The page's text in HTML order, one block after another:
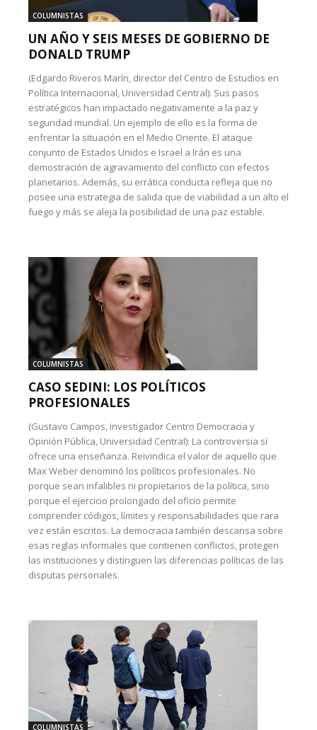
COLUMNISTAS
UN AÑO Y SEIS MESES DE GOBIERNO DE
DONALD TRUMP
(Edgardo Riveros Marín, director del Centro de Estudios en
Política Internacional, Universidad Central): Sus pasos
estratégicos han impactado negativamente a la paz y
seguridad mundial. Un ejemplo de ello es la forma de
enfrentar la situación en el Medio Oriente. El ataque
conjunto de Estados Unidos e Israel a Irán es una
demostración de agravamiento del conflicto con efectos
planetarios. Además, su errática conducta refleja que no
posee una estrategia de salida que de viabilidad a un alto el
fuego y más se aleja la posibilidad de una paz estable.
COLUMNISTAS
CASO SEDINI: LOS POLÍTICOS
PROFESIONALES
(Gustavo Campos, investigador Centro Democracia y
Opinión Pública, Universidad Central): La controversia sí
ofrece una enseñanza. Reivindica el valor de aquello que
Max Weber denominó los políticos profesionales. No
porque sean infalibles ni propietarios de la política, sino
porque el ejercicio prolongado del oficio permite
comprender códigos, límites y responsabilidades que rara
vez están escritos. La democracia también descansa sobre
esas reglas informales que contienen conflictos, protegen
las instituciones y distinguen las diferencias políticas de las
disputas personales.
COLUMNISTAS